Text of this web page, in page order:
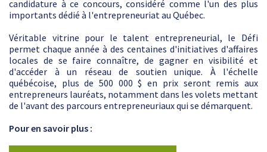
candidature à ce concours, considéré comme l'un des plus
importants dédié à l'entrepreneuriat au Québec.
Véritable vitrine pour le talent entrepreneurial, le Défi
permet chaque année à des centaines d'initiatives d'affaires
locales de se faire connaître, de gagner en visibilité et
d'accéder à un réseau de soutien unique. À l'échelle
québécoise, plus de 500 000 $ en prix seront remis aux
entrepreneurs lauréats, notamment dans les volets mettant
de l'avant des parcours entrepreneuriaux qui se démarquent.
Pour en savoir plus :